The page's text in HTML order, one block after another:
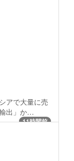
アで大量に売
出」か…
11時間前